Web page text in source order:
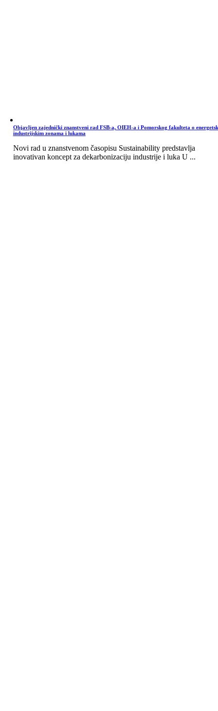
Objavljen zajednički znanstveni rad FSB-a, OIEH-a i Pomorskog fakulteta o
industrijskim zonama i lukama
Novi rad u znanstvenom časopisu Sustainability predstavlja
inovativan koncept za dekarbonizaciju industrije i luka U ...